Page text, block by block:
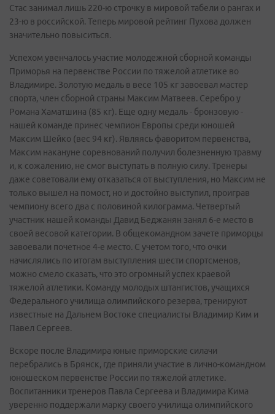
Стас занимал лишь 220-ю строчку в мировой табели о рангах и
23-ю в российской. Теперь мировой рейтинг Пухова должен
значительно повыситься.
Успехом увенчалось участие молодежной сборной команды
Приморья на первенстве России по тяжелой атлетике во
Владимире. Золотую медаль в весе 105 кг завоевал мастер
спорта, член сборной страны Максим Матвеев. Серебро у
Романа Хаматшина (85 кг). Еще одну медаль - бронзовую -
нашей команде принес чемпион Европы среди юношей
Максим Шейко (вес 94 кг). Являясь фаворитом первенства,
Максим накануне соревнований получил болезненную травму
и, к сожалению, не смог выступать в полную силу. Тренеры
даже советовали ему отказаться от выступления, но Максим не
только вышел на помост, но и достойно выступил, проиграв
чемпиону всего два с половиной килограмма. Четвертый
участник нашей команды Давид Беджанян занял 6-е место в
своей весовой категории. В общекомандном зачете приморцы
завоевали почетное 4-е место. С учетом того, что очки
начислялись по итогам выступления шести спортсменов,
можно смело сказать, что это огромный успех краевой
тяжелой атлетики. Команду молодых штангистов, учащихся
Федерального училища олимпийского резерва, тренируют
известные на Дальнем Востоке специалисты Владимир Ким и
Павел Сергеев.
Вскоре после Владимира юные приморские силачи
перебрались в Брянск, где приняли участие в лично-командном
юношеском первенстве России по тяжелой атлетике.
Воспитанники тренеров Павла Сергеева и Владимира Кима
уверенно поддержали марку своего училища олимпийского